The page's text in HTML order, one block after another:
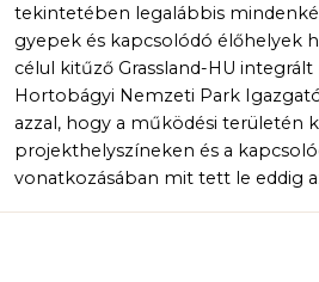
tekintetében legalábbis
gyepek és kapcsolódó élőhelyek
célul kitűző Grassland-HU
Hortobágyi Nemzeti Park
azzal, hogy a működési területén
projekthelyszíneken és a
vonatkozásában mit tett le eddig